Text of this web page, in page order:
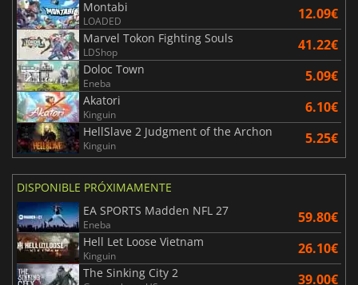
Montabi
LOADED 12.09€
Marvel Tokon Fighting Souls
LDShop 41.22€
Doloc Town
Eneba 5.09€
Akatori
Kinguin 6.10€
HellSlave 2 Judgment of the Archon
Kinguin 5.25€
DISPONIBLE PRÓXIMAMENTE
EA SPORTS Madden NFL 27
Eneba 59.80€
Hell Let Loose Vietnam
Kinguin 26.10€
The Sinking City 2 39.00€